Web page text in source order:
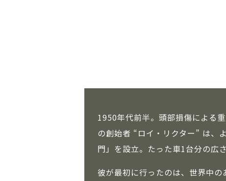
1950年代前半。頭部損傷による
の創始者 “ロイ・リクター” は、
門」を設立。たった車1台分の広
彼が最初に行ったのは、世界中